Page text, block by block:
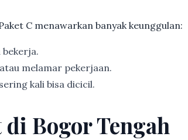
C menawarkan banyak keunggulan:
melamar pekerjaan.
kali bisa dicicil.
Bogor Tengah